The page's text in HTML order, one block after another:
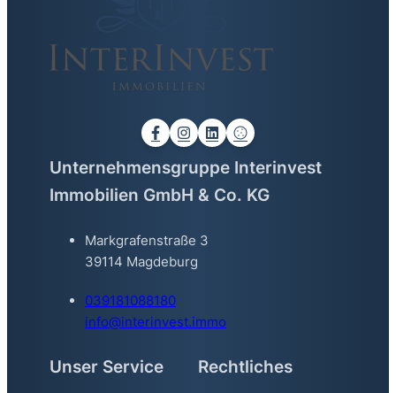
Unternehmensgruppe Interinvest
Immobilien GmbH & Co. KG
Markgrafenstraße 3
39114 Magdeburg
039181088180
info@interinvest.immo
Unser Service Rechtliches